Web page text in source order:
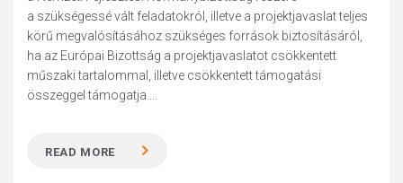
a szükségessé vált feladatokról, illetve a projektjavaslat teljes
körű megvalósításához szükséges források biztosításáról,
ha az Európai Bizottság a projektjavaslatot csökkentett
műszaki tartalommal, illetve csökkentett támogatási
összeggel támogatja....
READ MORE